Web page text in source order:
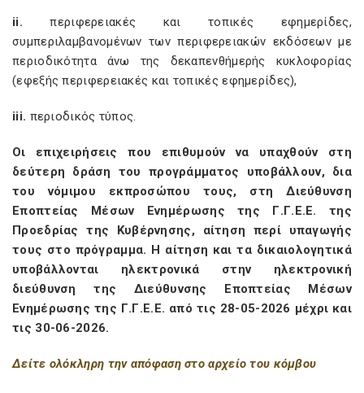
ii. περιφερειακές και τοπικές εφημερίδες,
συμπεριλαμβανομένων των περιφερειακών εκδόσεων με
περιοδικότητα άνω της δεκαπενθήμερής κυκλοφορίας
(εφεξής περιφερειακές και τοπικές εφημερίδες),
iii. περιοδικός τύπος.
Οι επιχειρήσεις που επιθυμούν να υπαχθούν στη
δεύτερη δράση του προγράμματος υποβάλλουν, δια
του νόμιμου εκπροσώπου τους, στη Διεύθυνση
Εποπτείας Μέσων Ενημέρωσης της Γ.Γ.Ε.Ε. της
Προεδρίας της Κυβέρνησης, αίτηση περί υπαγωγής
τους στο πρόγραμμα. Η αίτηση και τα δικαιολογητικά
υποβάλλονται ηλεκτρονικά στην ηλεκτρονική
διεύθυνση της Διεύθυνσης Εποπτείας Μέσων
Ενημέρωσης της Γ.Γ.Ε.Ε. από τις 28-05-2026 μέχρι και
τις 30-06-2026.
Δείτε ολόκληρη την απόφαση στο αρχείο του κόμβου